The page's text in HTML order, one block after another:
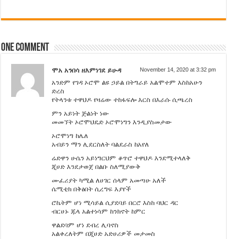
One comment
ሞአ አንበሳ ዘእምነገደ ይሁዳ November 14, 2020 at 3:32 pm
አንድም የገዳ ኦሮሞ ልዩ ኃይል በትግራይ አልሞተም እስከአሁን
ድረስ
የትላንቱ ተዋህዶ የዛሬው ተከፋፍሎ እርስ በእራሱ ሲጫረስ
ምን አይነት ጅልነት ነው
መመኘት ኦሮሞህዴድ ኦሮሞነግን እንዲያስመታው
ኦሮሞነግ ከሌለ
አብይን ማን ሊደርስለት ባልደራስ ከአየለ
ሬድዋን ሁሴን አይነግርህም ቆጥሮ ተዋህዶ እንደሚተላለቅ
ጂሀድ እንደታወጀ በልቡ ስለሚያውቅ
ሙፈሪያት ካሚል ለሀገር ሰላም አመጣሁ አለች
ሴሚቲክ በቅፅበት ሲረግፍ እያየች
ሮኬትም ሆነ ሚሳይል ሲያደባይ በርሮ እስከ ባህር ዳር
ብርሀኑ ጁላ አልተነሳም ከንክኖት ከምር
ዋልደባም ሆነ ደብረ ሊባኖስ
አልቀረለትም በጂሀድ አድሀሪዎች መታመስ